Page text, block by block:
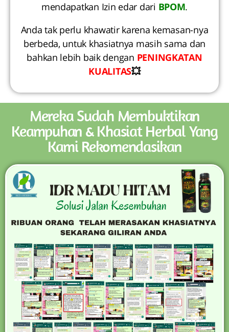
mendapatkan Izin edar dari BPOM.
Anda tak perlu khawatir karena kemasan-nya
berbeda, untuk khasiatnya masih sama dan
bahkan lebih baik dengan PENINGKATAN
KUALITAS💥
Mereka Sudah Membuktikan
Keampuhan & Khasiat Herbal Yang
Kami Rekomendasikan